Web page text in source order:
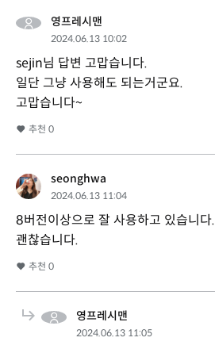
영프레시맨
2024.06.13 10:02
sejin님 답변 고맙습니다.
일단 그냥 사용해도 되는거군요.
고맙습니다~
추천 0
seonghwa
2024.06.13 11:04
8버전이상으로 잘 사용하고 있습니다.
괜찮습니다.
추천 0
영프레시맨
2024.06.13 11:05